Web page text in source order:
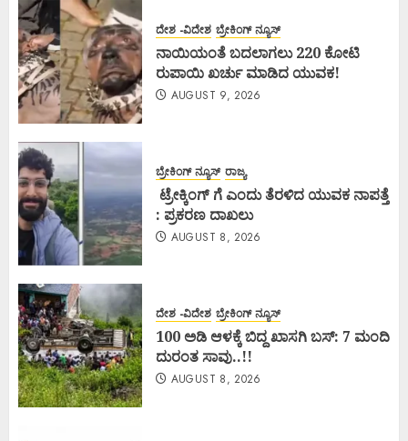
ದೇಶ -ವಿದೇಶ ಬ್ರೇಕಿಂಗ್ ನ್ಯೂಸ್
ನಾಯಿಯಂತೆ ಬದಲಾಗಲು 220 ಕೋಟಿ
ರುಪಾಯಿ ಖರ್ಚು ಮಾಡಿದ ಯುವಕ!
AUGUST 9, 2026
ಬ್ರೇಕಿಂಗ್ ನ್ಯೂಸ್ ರಾಜ್ಯ
ಟ್ರೇಕ್ಕಿಂಗ್ ಗೆ ಎಂದು ತೆರಳಿದ ಯುವಕ ನಾಪತ್ತೆ
: ಪ್ರಕರಣ ದಾಖಲು
AUGUST 8, 2026
ದೇಶ -ವಿದೇಶ ಬ್ರೇಕಿಂಗ್ ನ್ಯೂಸ್
100 ಅಡಿ ಆಳಕ್ಕೆ ಬಿದ್ದ ಖಾಸಗಿ ಬಸ್: 7 ಮಂದಿ
ದುರಂತ ಸಾವು..!!
AUGUST 8, 2026